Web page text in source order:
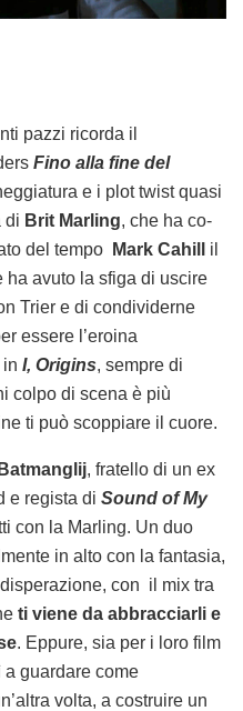
pazzi ricorda il
Fino alla fine del
e i plot twist quasi
di Brit Marling, che ha co-
del tempo
Mark Cahill
il
ha avuto la sfiga di uscire
Trier e di condividerne
essere l’eroina
in I, Origins, sempre di
colpo di scena è più
ti può scoppiare il cuore.
, fratello di un ex
e regista di Sound of My
con la Marling. Un duo
in alto con la fantasia,
con il mix tra
ti viene da abbracciarli e
. Eppure, sia per i loro film
guardare come
volta, a costruire un